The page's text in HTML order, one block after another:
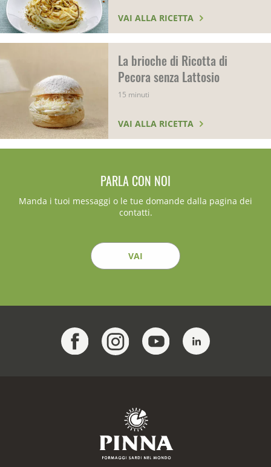
VAI ALLA RICETTA
La brioche di Ricotta di
Pecora senza Lattosio
15 minuti
VAI ALLA RICETTA
PARLA CON NOI
Manda i tuoi messaggi o le tue domande dalla pagina dei
contatti.
VAI